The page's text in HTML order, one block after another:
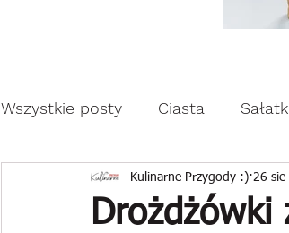
Wszystkie posty Ciasta
Drożdżowe wypieki
Drożdżówki
Kulinarne Przygody :) 26 sie